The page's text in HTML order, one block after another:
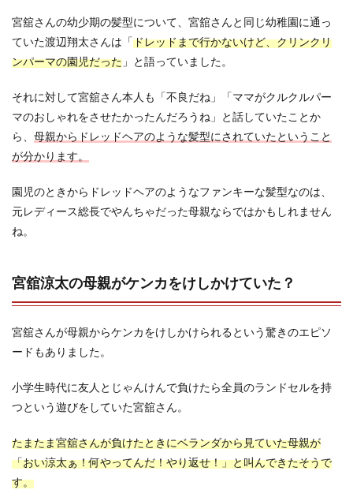
宮舘さんの幼少期の髪型について、宮舘さんと同じ幼稚園に通っ
ていた渡辺翔太さんは「ドレッドまで行かないけど、クリンクリ
ンパーマの園児だった 」と語っていました。
それに対して宮舘さん本人も「不良だね」「ママがクルクルパー
マのおしゃれをさせたかったんだろうね」と話していたことか
ら、 母親からドレッドヘアのような髪型にされていたということ
が分かります。
園児のときからドレッドヘアのようなファンキーな髪型なのは、
元レディース総長でやんちゃだった母親ならではかもしれません
ね。
宮舘涼太の母親がケンカをけしかけていた？
宮舘さんが母親からケンカをけしかけられるという驚きのエピソ
ードもありました。
小学生時代に友人とじゃんけんで負けたら全員のランドセルを持
つという遊びをしていた宮舘さん。
たまたま宮舘さんが負けたときにベランダから見ていた母親が
「おい涼太ぁ！何やってんだ！やり返せ！」と叫んできたそうで
す。